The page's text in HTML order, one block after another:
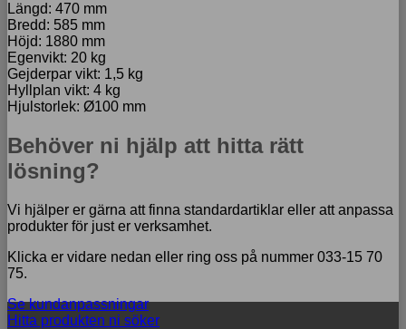
Längd: 470 mm
Bredd: 585 mm
Höjd: 1880 mm
Egenvikt: 20 kg
Gejderpar vikt: 1,5 kg
Hyllplan vikt: 4 kg
Hjulstorlek: Ø100 mm
Behöver ni hjälp att hitta rätt
lösning?
Vi hjälper er gärna att finna standardartiklar eller att anpassa
produkter för just er verksamhet.
Klicka er vidare nedan eller ring oss på nummer 033-15 70
75.
Se kundanpassningar
Hitta produkten ni söker